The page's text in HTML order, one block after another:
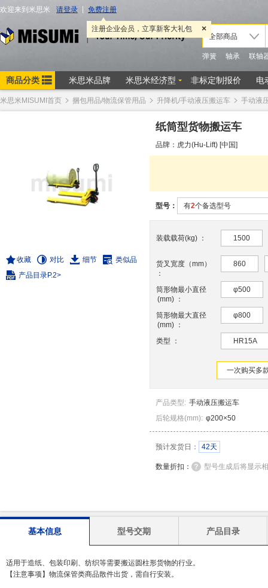
米思米MISUMI首页 捆包用品/物流保管用品 升降机/手动液压搬运车 手动液
收藏 对比 细节
类似品
产品目录P.2>
纸筒型货物搬运车
品牌：虎力(Hu-Lift) [中国]
型号： 有2个备选型号
装载载荷(kg) ： 1500
货叉宽度（mm）
：
860
筒形物最小直径
(mm) ：
φ500
筒形物最大直径
(mm) ：
φ800
类型 ： HR15A
一次购买多
产品类型: 手动液压搬运车
后轮规格(mm): φ200×50
预计发货日： 42天
数量折扣： 型号生成后将显示
基本信息 型号交期 产品目录
适用于造纸、包装印刷、纺织等需要搬运圆柱形货物的行业。
【注意事项】物流保管类商品散件出货，需自行安装。